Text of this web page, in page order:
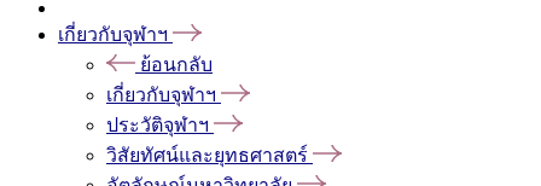
เกี่ยวกับจุฬาฯ
ย้อนกลับ
เกี่ยวกับจุฬาฯ
ประวัติจุฬาฯ
วิสัยทัศน์และยุทธศาสตร์